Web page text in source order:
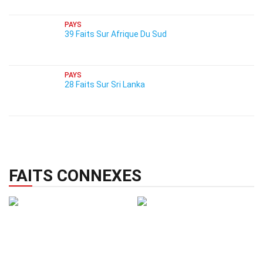
PAYS
39 Faits Sur Afrique Du Sud
PAYS
28 Faits Sur Sri Lanka
FAITS CONNEXES